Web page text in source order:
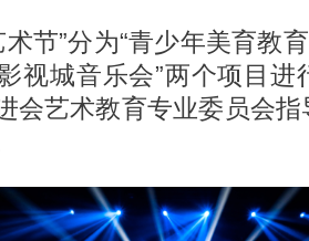
节”分为“青少年美育教
视城音乐会”两个项目进
会艺术教育专业委员会